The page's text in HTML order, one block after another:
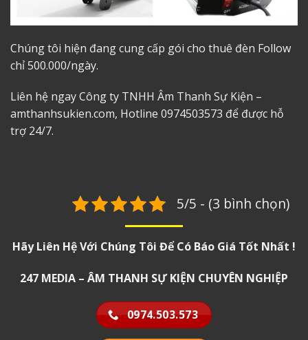
Chúng tôi hiện đang cung cấp gói cho thuê đèn Follow
chỉ 500.000/ngày.
Liên hệ ngay Công ty TNHH Âm Thanh Sự Kiện –
amthanhsukien.com, Hotline 0974503573 để được hỗ
trợ 24/7.
5/5 - (3 bình chọn)
Hãy Liên Hệ Với Chúng Tôi Để Có Báo Giá Tốt Nhất !
247 MEDIA – ÂM THANH SỰ KIỆN CHUYÊN NGHIỆP
0974.503.573